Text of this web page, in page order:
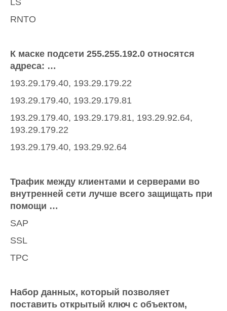
LS
RNTO
К маске подсети 255.255.192.0 относятся
адреса: …
193.29.179.40, 193.29.179.22
193.29.179.40, 193.29.179.81
193.29.179.40, 193.29.179.81, 193.29.92.64,
193.29.179.22
193.29.179.40, 193.29.92.64
Трафик между клиентами и серверами во
внутренней сети лучше всего защищать при
помощи …
SAP
SSL
TPC
Набор данных, который позволяет
поставить открытый ключ с объектом,